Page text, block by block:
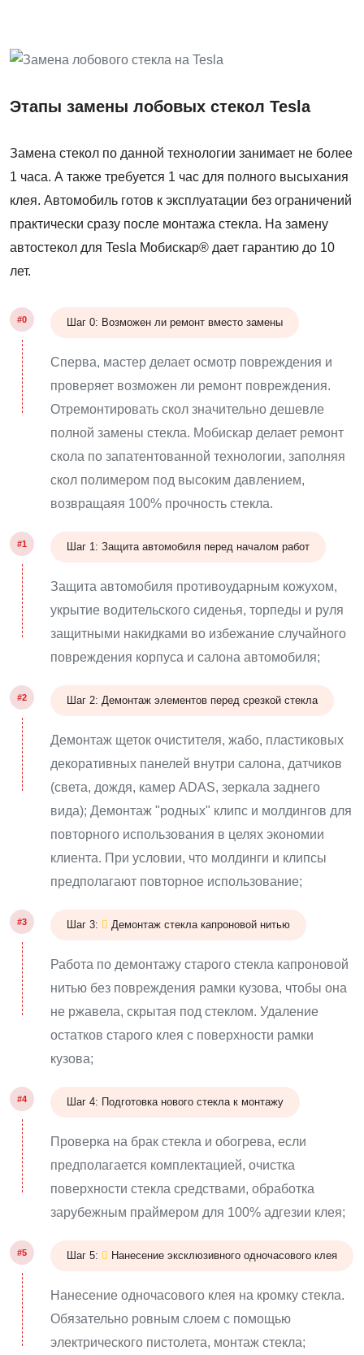
Этапы замены лобовых стекол Tesla
Замена стекол по данной технологии занимает не более
1 часа. А также требуется 1 час для полного высыхания
клея. Автомобиль готов к эксплуатации без ограничений
практически сразу после монтажа стекла. На замену
автостекол для Tesla Мобискар® дает гарантию до 10
лет.
#0 Шаг 0: Возможен ли ремонт вместо замены
Сперва, мастер делает осмотр повреждения и
проверяет возможен ли ремонт повреждения.
Отремонтировать скол значительно дешевле
полной замены стекла. Мобискар делает ремонт
скола по запатентованной технологии, заполняя
скол полимером под высоким давлением,
возвращаяя 100% прочность стекла.
#1 Шаг 1: Защита автомобиля перед началом работ
Защита автомобиля противоударным кожухом,
укрытие водительского сиденья, торпеды и руля
защитными накидками во избежание случайного
повреждения корпуса и салона автомобиля;
#2 Шаг 2: Демонтаж элементов перед срезкой стекла
Демонтаж щеток очистителя, жабо, пластиковых
декоративных панелей внутри салона, датчиков
(света, дождя, камер ADAS, зеркала заднего
вида); Демонтаж "родных" клипс и молдингов для
повторного использования в целях экономии
клиента. При условии, что молдинги и клипсы
предполагают повторное использование;
#3 Шаг 3: Демонтаж стекла капроновой нитью
Работа по демонтажу старого стекла капроновой
нитью без повреждения рамки кузова, чтобы она
не ржавела, скрытая под стеклом. Удаление
остатков старого клея с поверхности рамки
кузова;
#4 Шаг 4: Подготовка нового стекла к монтажу
Проверка на брак стекла и обогрева, если
предполагается комплектацией, очистка
поверхности стекла средствами, обработка
зарубежным праймером для 100% адгезии клея;
#5 Шаг 5: Нанесение эксклюзивного одночасового клея
Нанесение одночасового клея на кромку стекла.
Обязательно ровным слоем с помощью
электрического пистолета, монтаж стекла;